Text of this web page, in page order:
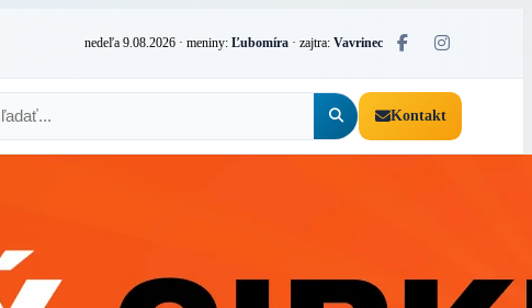
nedeľa 9.08.2026 · meniny: Ľubomíra · zajtra: Vavrinec
Kontakt